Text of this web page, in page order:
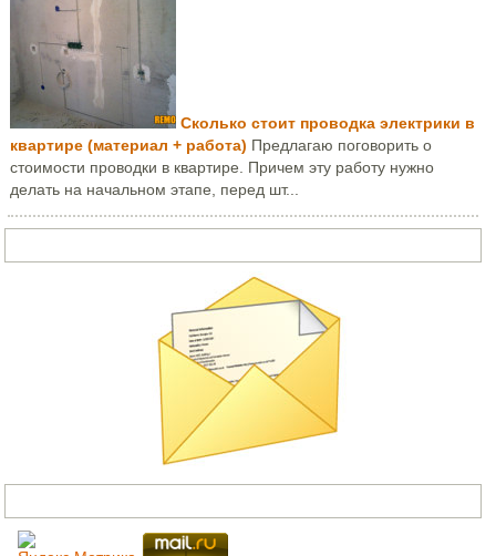
Сколько стоит проводка электрики в
квартире (материал + работа) Предлагаю поговорить о
стоимости проводки в квартире. Причем эту работу нужно
делать на начальном этапе, перед шт...